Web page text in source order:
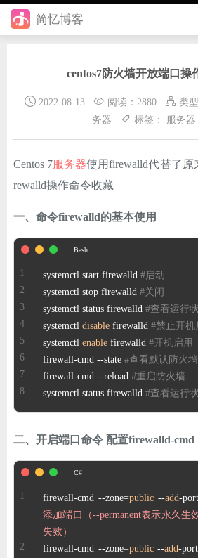
简忆博客
手册
在线工具
优秀个人博客
省钱帮
ChatGPT
登录
centos7防火墙开放端口操
2022-08-13 阅读：2880 类型
务器
标签： 服务器
Centos 7服务器使用firewalld代替了原
rewalld操作命令收藏
一、命令firewalld的基本使用
systemctl start firewalld #启动
systemctl stop firewalld #关闭
systemctl status firewalld #查看运行
systemctl disable firewalld #禁止开机
systemctl enable firewalld #开机启用
firewall-cmd --state #查看默认防火
firewall-cmd --reload #重启防火墙
systemctl status firewalld #查看运行
二、开启端口命令 配置firewalld-cmd
firewall-cmd --zone=public --add-
添加端口（--permanent表示永久生
失效）
firewall-cmd --zone=public --add-